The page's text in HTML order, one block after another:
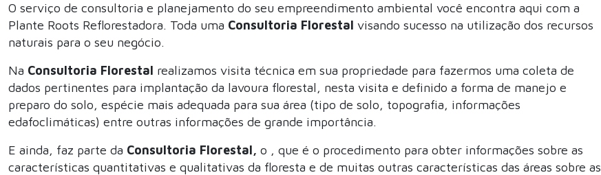
O serviço de consultoria e planejamento do seu empreendimento ambiental você encontra aqui com a
Plante Roots Reflorestadora. Toda uma Consultoria Florestal visando sucesso na utilização dos recursos
naturais para o seu negócio.
Na Consultoria Florestal realizamos visita técnica em sua propriedade para fazermos uma coleta de
dados pertinentes para implantação da lavoura florestal, nesta visita e definido a forma de manejo e
preparo do solo, espécie mais adequada para sua área (tipo de solo, topografia, informações
edafoclimáticas) entre outras informações de grande importância.
E ainda, faz parte da Consultoria Florestal, o , que é o procedimento para obter informações sobre as
características quantitativas e qualitativas da floresta e de muitas outras características das áreas sobre as